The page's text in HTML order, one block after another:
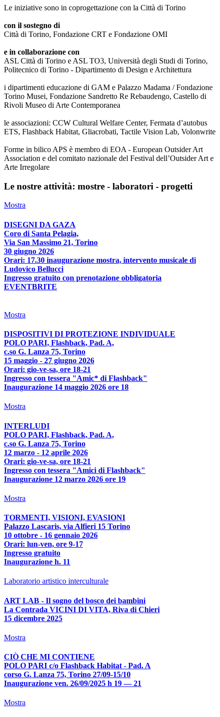
Le iniziative sono in coprogettazione con la Città di Torino
con il sostegno di
Città di Torino, Fondazione CRT e Fondazione OMI
e in collaborazione con
ASL Città di Torino e ASL TO3, Università degli Studi di Torino,
Politecnico di Torino - Dipartimento di Design e Architettura
i dipartimenti educazione di GAM e Palazzo Madama / Fondazione
Torino Musei, Fondazione Sandretto Re Rebaudengo, Castello di
Rivoli Museo di Arte Contemporanea
le associazioni: CCW Cultural Welfare Center, Fermata d’autobus
ETS, Flashback Habitat, Gliacrobati, Tactile Vision Lab, Volonwrite
Forme in bilico APS è membro di EOA - European Outsider Art
Association e del comitato nazionale del Festival dell’Outsider Art e
Arte Irregolare
Le nostre attività: mostre - laboratori - progetti
Mostra
DISEGNI DA GAZA
Coro di Santa Pelagia,
Via San Massimo 21, Torino
30 giugno 2026
Orari: 17.30 inaugurazione mostra, intervento musicale di
Ludovico Bellucci
Ingresso gratuito con prenotazione obbligatoria
EVENTBRITE
Mostra
DISPOSITIVI DI PROTEZIONE INDIVIDUALE
POLO PARI, Flashback, Pad. A,
c.so G. Lanza 75, Torino
15 maggio - 27 giugno 2026
Orari: gio-ve-sa, ore 18-21
Ingresso con tessera "Amic* di Flashback"
Inaugurazione 14 maggio 2026 ore 18
Mostra
INTERLUDI
POLO PARI, Flashback, Pad. A,
c.so G. Lanza 75, Torino
12 marzo - 12 aprile 2026
Orari: gio-ve-sa, ore 18-21
Ingresso con tessera "Amici di Flashback"
Inaugurazione 12 marzo 2026 ore 19
Mostra
TORMENTI, VISIONI, EVASIONI
Palazzo Lascaris, via Alfieri 15 Torino
10 ottobre - 16 gennaio 2026
Orari: lun-ven, ore 9-17
Ingresso gratuito
Inaugurazione h. 11
Laboratorio artistico interculturale
ART LAB - Il sogno del bosco dei bambini
La Contrada VICINI DI VITA, Riva di Chieri
15 dicembre 2025
Mostra
CIÒ CHE MI CONTIENE
POLO PARI c/o Flashback Habitat - Pad. A
corso G. Lanza 75, Torino 27/09-15/10
Inaugurazione ven. 26/09/2025 h 19 — 21
Mostra